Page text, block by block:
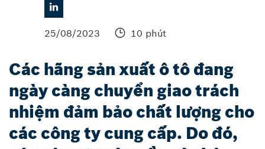
25/08/2023 10 phút
Các hãng sản xuất ô tô đang
ngày càng chuyển giao trách
nhiệm đảm bảo chất lượng cho
các công ty cung cấp. Do đó,